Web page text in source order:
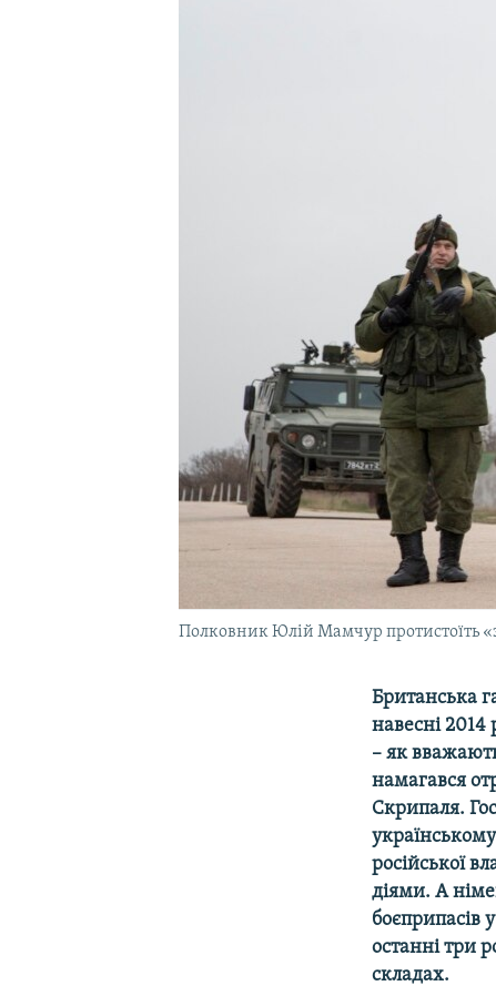
Полковник Юлій Мамчур протистоїть
Британська
навесні
– як
намагався
Скрипаля.
російської
діями. А
боєприпасів
останні три
складах.